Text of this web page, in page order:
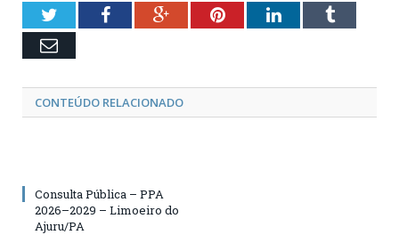
TwitterFacebookGoogle+PinterestLinkedInTumblr
Email
CONTEÚDO RELACIONADO
Consulta Pública – PPA
2026–2029 – Limoeiro do
Ajuru/PA